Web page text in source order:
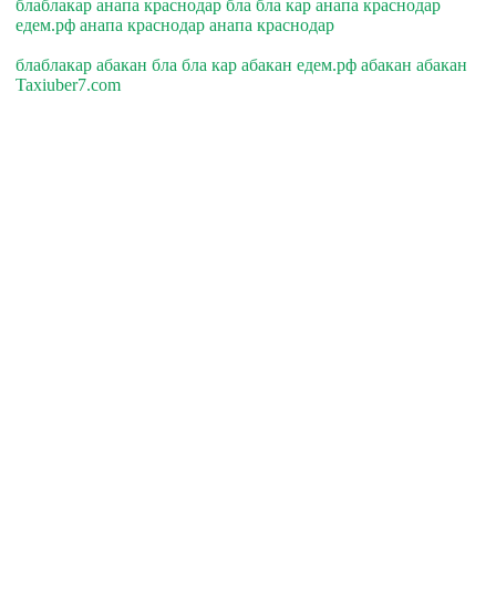
блаблакар анапа краснодар бла бла кар анапа краснодар
едем.рф анапа краснодар анапа краснодар
блаблакар абакан бла бла кар абакан едем.рф абакан абакан
Taxiuber7.com